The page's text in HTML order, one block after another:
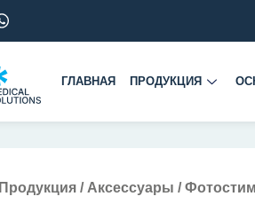
ГЛАВНАЯ ПРОДУКЦИЯ
Продукция / Аксессуары /